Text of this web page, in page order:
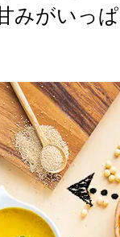
みがいっ